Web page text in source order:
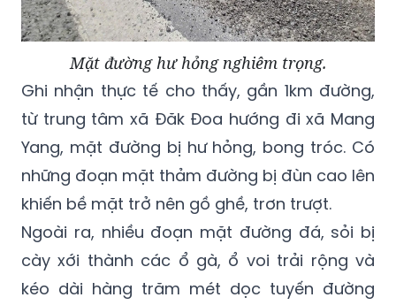
Mặt đường hư hỏng nghiêm trọng.
Ghi nhận thực tế cho thấy, gần 1km đường,
từ trung tâm xã Đăk Đoa hướng đi xã Mang
Yang, mặt đường bị hư hỏng, bong tróc. Có
những đoạn mặt thảm đường bị đùn cao lên
khiến bề mặt trở nên gồ ghề, trơn trượt.
Ngoài ra, nhiều đoạn mặt đường đá, sỏi bị
cày xới thành các ổ gà, ổ voi trải rộng và
kéo dài hàng trăm mét dọc tuyến đường